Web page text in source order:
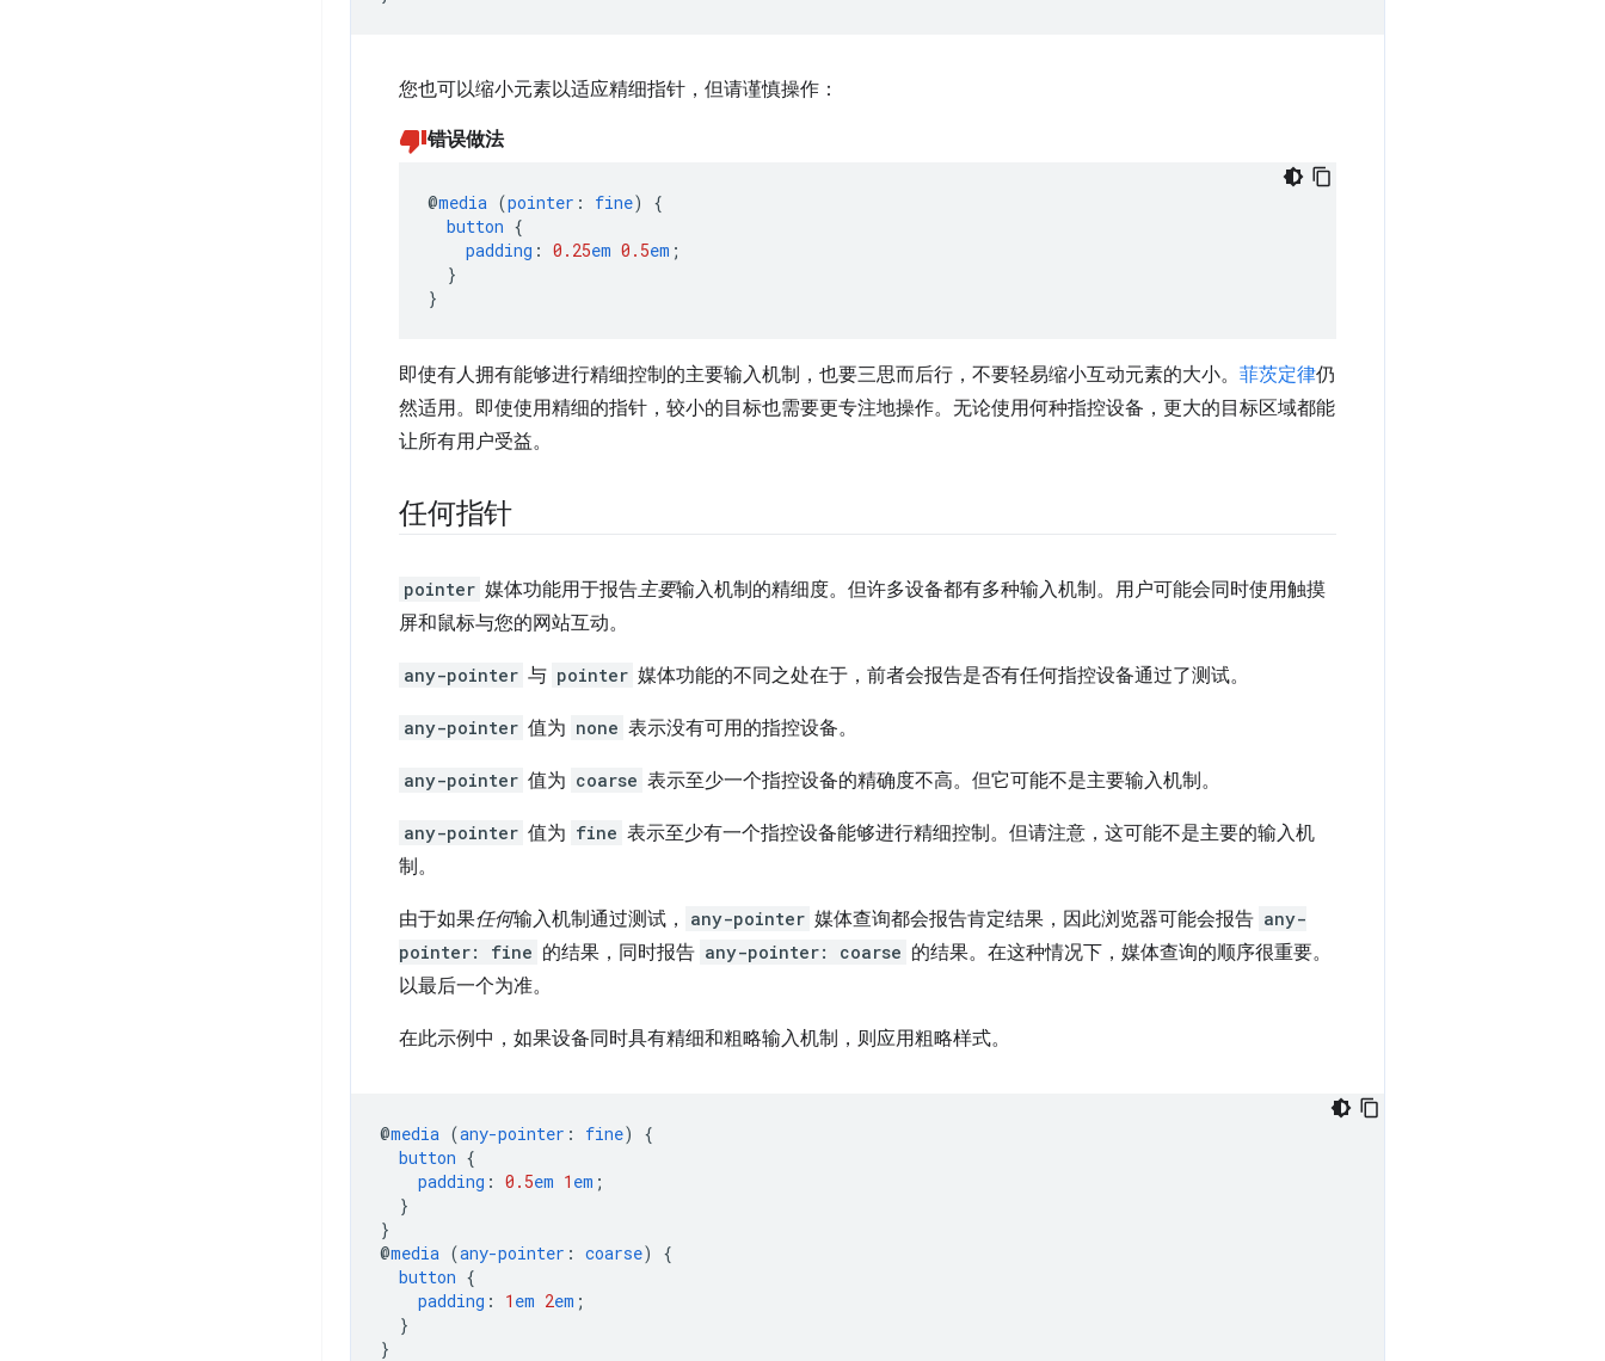
您也可以缩小元素以适应精细指针，但请谨慎操作：
错误做法
@media (pointer : fine)
{
button {
padding : 0.25em 0.5em ;
}
}
即使有人拥有能够进行精细控制的主要输入机制，也要三思而后行，不要轻易缩小互动元素的大小。 菲茨定律仍
然适用。即使使用精细的指针，较小的目标也需要更专注地操作。无论使用何种指控设备，更大的目标区域都能
让所有用户受益。
任何指针
pointer 媒体功能用于报告主要输入机制的精细度。但许多设备都有多种输入机制。用户可能会同时使用触摸
屏和鼠标与您的网站互动。
any-pointer 与 pointer 媒体功能的不同之处在于，前者会报告是否有任何指控设备通过了测试。
any-pointer 值为 none 表示没有可用的指控设备。
any-pointer 值为 coarse 表示至少一个指控设备的精确度不高。但它可能不是主要输入机制。
any-pointer 值为 fine 表示至少有一个指控设备能够进行精细控制。但请注意，这可能不是主要的输入机
制。
由于如果任何输入机制通过测试， any-pointer 媒体查询都会报告肯定结果，因此浏览器可能会报告 any-
pointer: fine 的结果，同时报告 any-pointer: coarse 的结果。在这种情况下，媒体查询的顺序很重要。
以最后一个为准。
在此示例中，如果设备同时具有精细和粗略输入机制，则应用粗略样式。
@media (any-pointer : fine)
{
button {
padding : 0.5em 1 em ;
}
}
@media (any-pointer : coarse)
{
button {
padding : 1 em 2em ;
}
}